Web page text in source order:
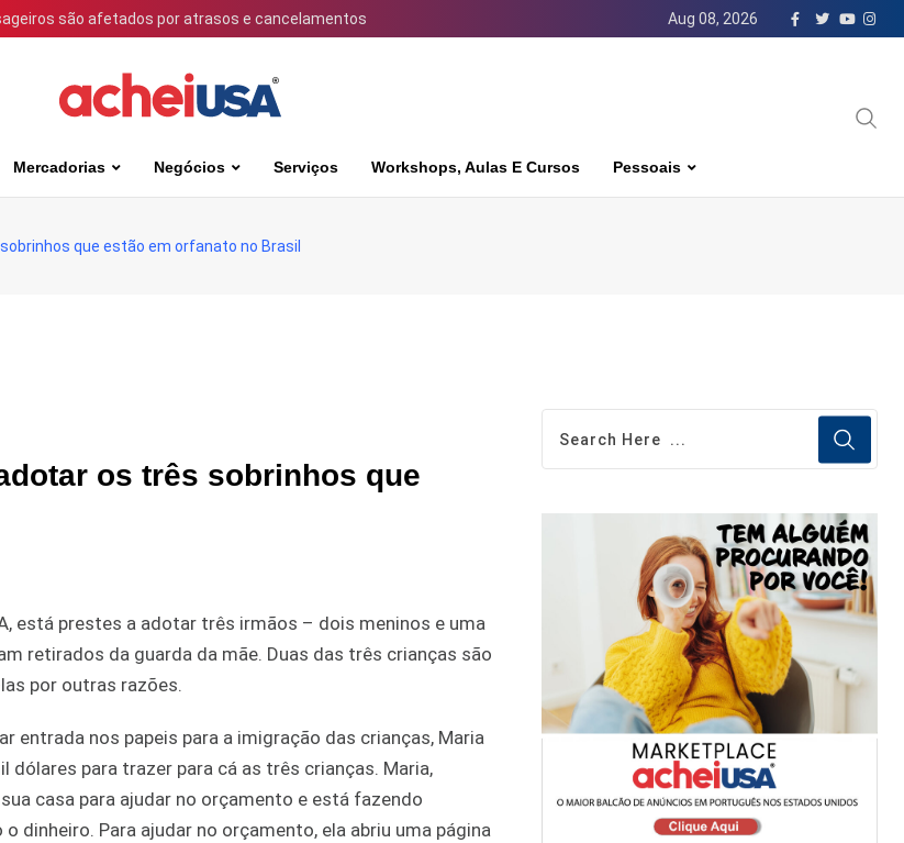
são afetados por atrasos e cancelamentos Aug 08, 2026
Mercadorias Negócios Serviços Workshops, Aulas E Cursos Pessoais
que estão em orfanato no Brasil
os três sobrinhos que
está prestes a adotar três irmãos – dois meninos e uma
retirados da guarda da mãe. Duas das três crianças são
por outras razões.
entrada nos papeis para a imigração das crianças, Maria
dólares para trazer para cá as três crianças. Maria,
casa para ajudar no orçamento e está fazendo
dinheiro. Para ajudar no orçamento, ela abriu uma página